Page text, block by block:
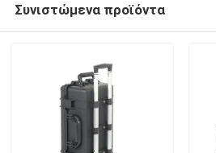
Συνιστώμενα προϊόντα